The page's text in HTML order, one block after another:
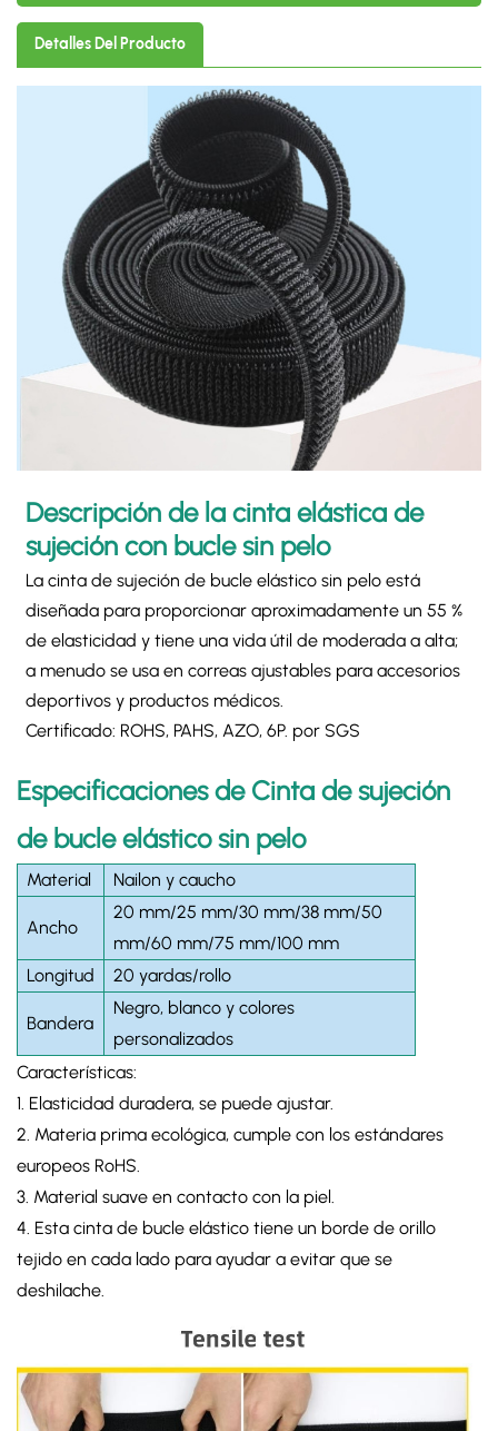
Detalles Del Producto
Descripción de la cinta elástica de
sujeción con bucle sin pelo
La cinta de sujeción de bucle elástico sin pelo está
diseñada para proporcionar aproximadamente un 55 %
de elasticidad y tiene una vida útil de moderada a alta;
a menudo se usa en correas ajustables para accesorios
deportivos y productos médicos.
Certificado: ROHS, PAHS, AZO, 6P. por SGS
Especificaciones de Cinta de sujeción
de bucle elástico sin pelo
Material Nailon y caucho
Ancho
20 mm/25 mm/30 mm/38 mm/50
mm/60 mm/75 mm/100 mm
Longitud
20 yardas/rollo
Bandera
Negro, blanco y colores
personalizados
Características:
1. Elasticidad duradera, se puede ajustar.
2. Materia prima ecológica, cumple con los estándares
europeos RoHS.
3. Material suave en contacto con la piel.
4. Esta cinta de bucle elástico tiene un borde de orillo
tejido en cada lado para ayudar a evitar que se
deshilache.